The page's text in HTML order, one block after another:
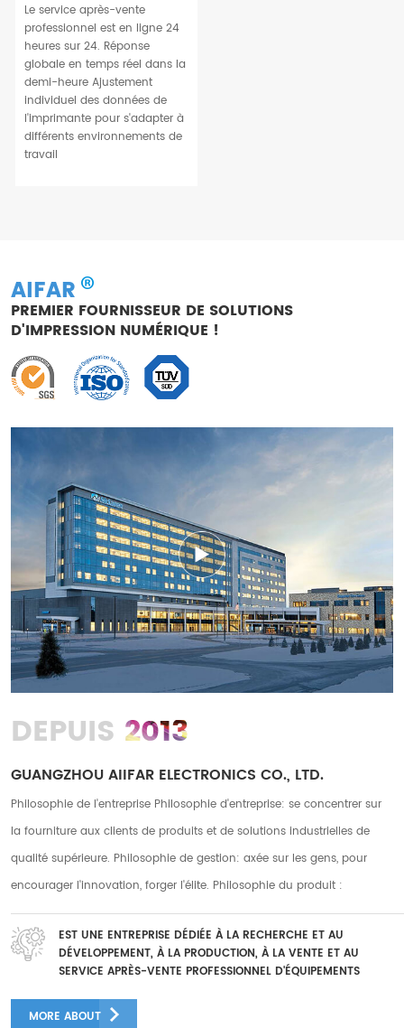
Le service après-vente
professionnel est en ligne 24
heures sur 24. Réponse
globale en temps réel dans la
demi-heure Ajustement
individuel des données de
l'imprimante pour s'adapter à
différents environnements de
travail
AIFAR
PREMIER FOURNISSEUR DE SOLUTIONS
D'IMPRESSION NUMÉRIQUE !
DEPUIS 2013
GUANGZHOU AIIFAR ELECTRONICS CO., LTD.
Philosophie de l'entreprise Philosophie d'entreprise: se concentrer sur
la fourniture aux clients de produits et de solutions industrielles de
qualité supérieure. Philosophie de gestion: axée sur les gens, pour
encourager l'innovation, forger l'élite. Philosophie du produit :
innovation, rigueur, pragmatisme. Philosophie de service : service
attentionné, service attentionné Notre société possède deux usines à
Guanazhou et Foshan, avec une superficie totale d'usine de plus de 10
Il y a plus de 50 équipes après-vente et plus de 30 membres du
EST UNE ENTREPRISE DÉDIÉE À LA RECHERCHE ET AU
DÉVELOPPEMENT, À LA PRODUCTION, À LA VENTE ET AU
SERVICE APRÈS-VENTE PROFESSIONNEL D'ÉQUIPEMENTS
MORE ABOUT